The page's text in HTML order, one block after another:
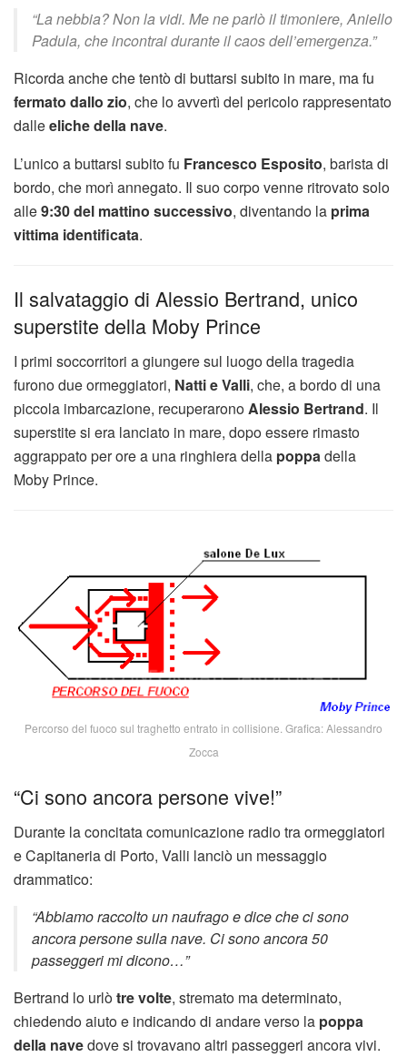
“La nebbia? Non la vidi. Me ne parlò il timoniere, Aniello
Padula, che incontrai durante il caos dell’emergenza.”
Ricorda anche che tentò di buttarsi subito in mare, ma fu
fermato dallo zio, che lo avvertì del pericolo rappresentato
dalleeliche della nave.
L’unico a buttarsi subito fu Francesco Esposito, barista di
bordo, che morì annegato. Il suo corpo venne ritrovato solo
alle9:30 del mattino successivo, diventando la prima
vittima identificata.
Il salvataggio di Alessio Bertrand, unico
superstite della Moby Prince
I primi soccorritori a giungere sul luogo della tragedia
furono due ormeggiatori, Natti e Valli, che, a bordo di una
piccola imbarcazione, recuperaronoAlessio Bertrand. Il
superstite si era lanciato in mare, dopo essere rimasto
aggrappato per ore a una ringhiera della poppadella
Moby Prince.
Percorso del fuoco sul traghetto entrato in collisione. Grafica: Alessandro
Zocca
“Ci sono ancora persone vive!”
Durante la concitata comunicazione radio tra ormeggiatori
e Capitaneria di Porto, Valli lanciò un messaggio
drammatico:
“Abbiamo raccolto un naufrago e dice che ci sono
ancora persone sulla nave. Ci sono ancora 50
passeggeri mi dicono…”
Bertrand lo urlòtre volte, stremato ma determinato,
chiedendo aiuto e indicando di andare verso la poppa
della navedove si trovavano altri passeggeri ancora vivi.